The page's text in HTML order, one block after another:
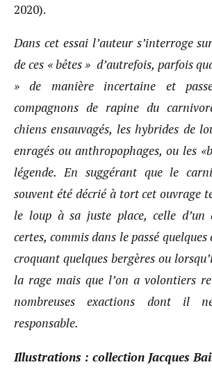
2020).
Dans cet essai l’auteur s’interroge
de ces « bêtes » d’autrefois, parfois
» de manière incertaine et
compagnons de rapine du
chiens ensauvagés, les hybrides de
enragés ou anthropophages, ou les
légende. En suggérant que le
souvent été décrié à tort cet ouvrage
le loup à sa juste place, celle d’un
certes, commis dans le passé quelques
croquant quelques bergères ou
la rage mais que l’on a volontiers
nombreuses exactions dont il
responsable.
Illustrations : collection Jacques